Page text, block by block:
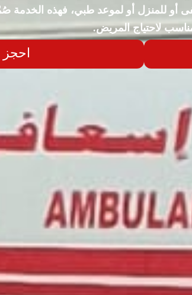
أو للمنزل أو لموعد طبي، فهذه
لاحتياج المريض.
احجز